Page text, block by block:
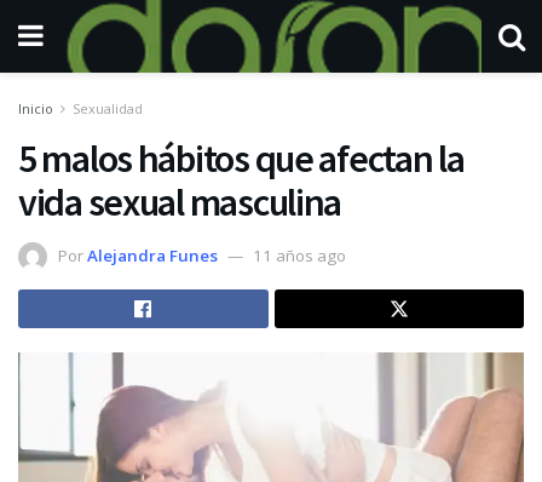
Inicio Sexualidad
5 malos hábitos que afectan la
vida sexual masculina
PorAlejandra Funes 11 años ago